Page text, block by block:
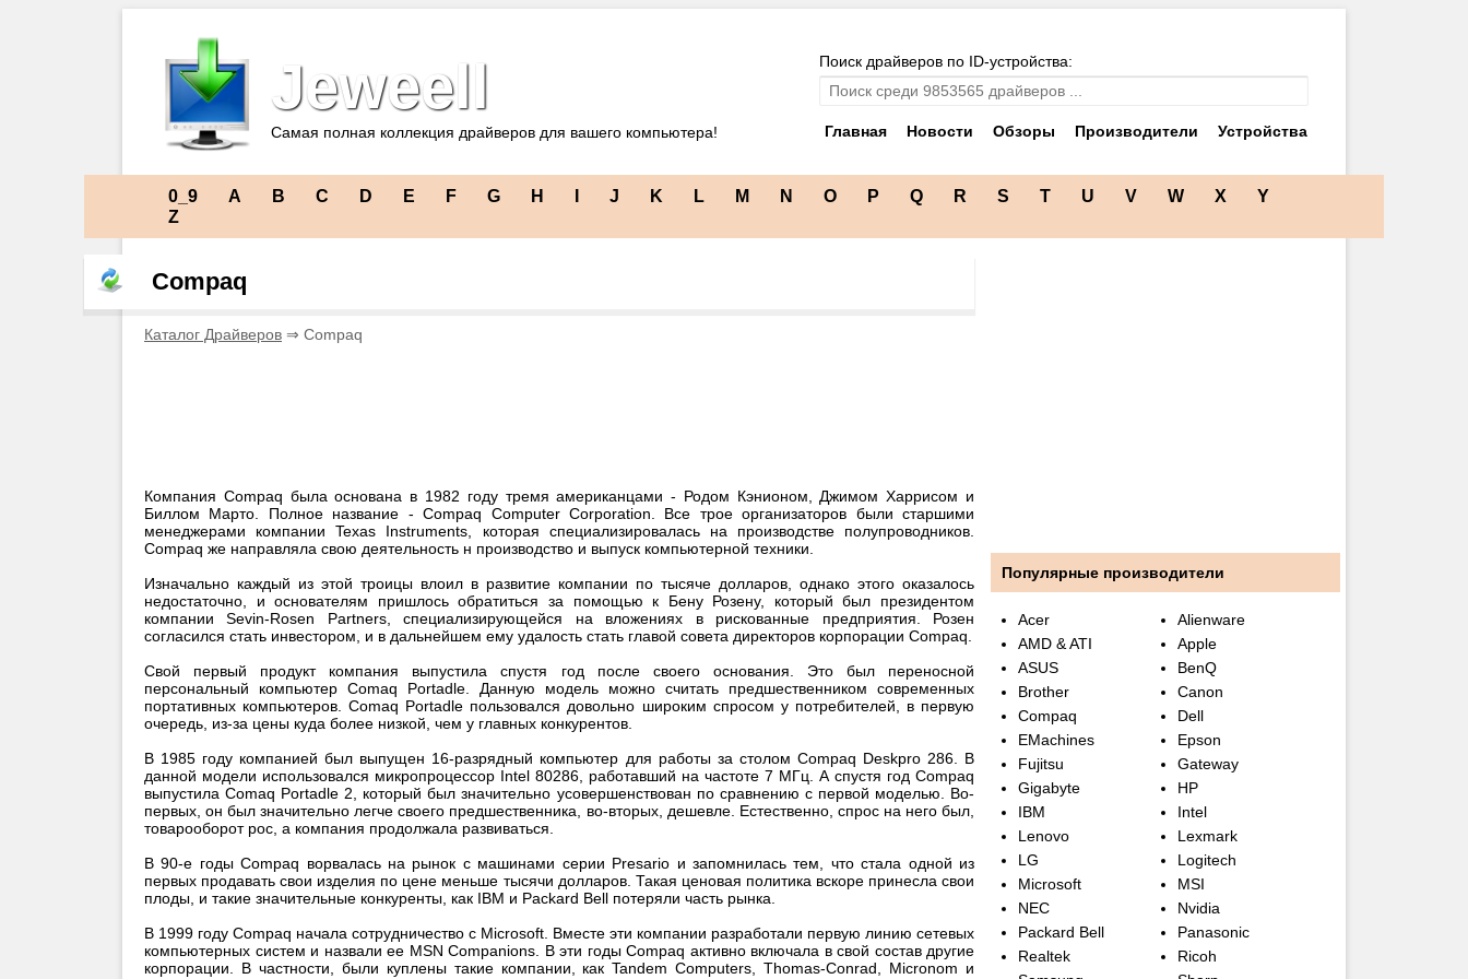
Jeweell
Самая полная коллекция драйверов для вашего компьютера!
Поиск драйверов по ID-устройства:
Главная Новости Обзоры Производители Устройства
0_9 A B C D E F G H J K L M N O P Q R S T U V W X
Y
Z
Compaq
Каталог Драйверов ⇒ Compaq
Компания Compaq была основана в 1982 году тремя американцами - Родом Кэнионом, Джимом Харрисом и
Биллом Марто. Полное название - Compaq Computer Corporation. Все трое организаторов были старшими
менеджерами компании Texas Instruments, которая специализировалась на производстве полупроводников.
Compaq же направляла свою деятельность н производство и выпуск компьютерной техники.
Изначально каждый из этой троицы влоил в развитие компании по тысяче долларов, однако этого оказалось
недостаточно, и основателям пришлось обратиться за помощью к Бену Розену, который был президентом
компании Sevin-Rosen Partners, специализирующейся на вложениях в рискованные предприятия. Розен
согласился стать инвестором, и в дальнейшем ему удалость стать главой совета директоров корпорации Compaq.
Свой первый продукт компания выпустила спустя год после своего основания. Это был переносной
персональный компьютер Comaq Portadle. Данную модель можно считать предшественником современных
портативных компьютеров. Comaq Portadle пользовался довольно широким спросом у потребителей, в первую
очередь, из-за цены куда более низкой, чем у главных конкурентов.
В 1985 году компанией был выпущен 16-разрядный компьютер для работы за столом Compaq Deskpro 286. В
данной модели использовался микропроцессор Intel 80286, работавший на частоте 7 МГц. А спустя год Compaq
выпустила Comaq Portadle 2, который был значительно усовершенствован по сравнению с первой моделью. Во-
первых, он был значительно легче своего предшественника, во-вторых, дешевле. Естественно, спрос на него был,
товарооборот рос, а компания продолжала развиваться.
В 90-е годы Compaq ворвалась на рынок с машинами серии Presario и запомнилась тем, что стала одной из
первых продавать свои изделия по цене меньше тысячи долларов. Такая ценовая политика вскоре принесла свои
плоды, и такие значительные конкуренты, как IBM и Packard Bell потеряли часть рынка.
В 1999 году Compaq начала сотрудничество с Microsoft. Вместе эти компании разработали первую линию сетевых
компьютерных систем и назвали ее MSN Companions. В эти годы Compaq активно включала в свой состав другие
корпорации. В частности, были куплены такие компании, как Tandem Computers, Thomas-Conrad, Micronom и
Популярные производители
Acer
Alienware
AMD & ATI
Apple
ASUS
BenQ
Brother
Canon
Compaq
Dell
EMachines
Epson
Fujitsu
Gateway
Gigabyte
HP
IBM
Intel
Lenovo
Lexmark
LG
Logitech
Microsoft
MSI
NEC
Nvidia
Packard Bell
Panasonic
Realtek
Ricoh